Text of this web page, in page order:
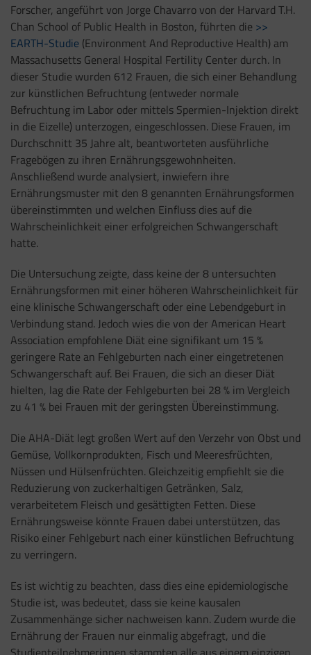
Forscher, angeführt von Jorge Chavarro von der Harvard T.H.
Chan School of Public Health in Boston, führten die >>
EARTH-Studie (Environment And Reproductive Health) am
Massachusetts General Hospital Fertility Center durch. In
dieser Studie wurden 612 Frauen, die sich einer Behandlung
zur künstlichen Befruchtung (entweder normale
Befruchtung im Labor oder mittels Spermien-Injektion direkt
in die Eizelle) unterzogen, eingeschlossen. Diese Frauen, im
Durchschnitt 35 Jahre alt, beantworteten ausführliche
Fragebögen zu ihren Ernährungsgewohnheiten.
Anschließend wurde analysiert, inwiefern ihre
Ernährungsmuster mit den 8 genannten Ernährungsformen
übereinstimmten und welchen Einfluss dies auf die
Wahrscheinlichkeit einer erfolgreichen Schwangerschaft
hatte.
Die Untersuchung zeigte, dass keine der 8 untersuchten
Ernährungsformen mit einer höheren Wahrscheinlichkeit für
eine klinische Schwangerschaft oder eine Lebendgeburt in
Verbindung stand. Jedoch wies die von der American Heart
Association empfohlene Diät eine signifikant um 15 %
geringere Rate an Fehlgeburten nach einer eingetretenen
Schwangerschaft auf. Bei Frauen, die sich an dieser Diät
hielten, lag die Rate der Fehlgeburten bei 28 % im Vergleich
zu 41 % bei Frauen mit der geringsten Übereinstimmung.
Die AHA-Diät legt großen Wert auf den Verzehr von Obst und
Gemüse, Vollkornprodukten, Fisch und Meeresfrüchten,
Nüssen und Hülsenfrüchten. Gleichzeitig empfiehlt sie die
Reduzierung von zuckerhaltigen Getränken, Salz,
verarbeitetem Fleisch und gesättigten Fetten. Diese
Ernährungsweise könnte Frauen dabei unterstützen, das
Risiko einer Fehlgeburt nach einer künstlichen Befruchtung
zu verringern.
Es ist wichtig zu beachten, dass dies eine epidemiologische
Studie ist, was bedeutet, dass sie keine kausalen
Zusammenhänge sicher nachweisen kann. Zudem wurde die
Ernährung der Frauen nur einmalig abgefragt, und die